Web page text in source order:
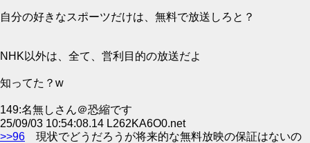
自分の好きなスポーツだけは、無料で放送しろと？
NHK以外は、全て、営利目的の放送だよ
知ってた？w
149:名無しさん＠恐縮です
25/09/03 10:54:08.14 L262KA6O0.net
>>96 現状でどうだろうが将来的な無料放映の保証はないの